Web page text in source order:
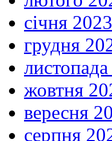
січня
грудня
жовтня
вересня
серпня